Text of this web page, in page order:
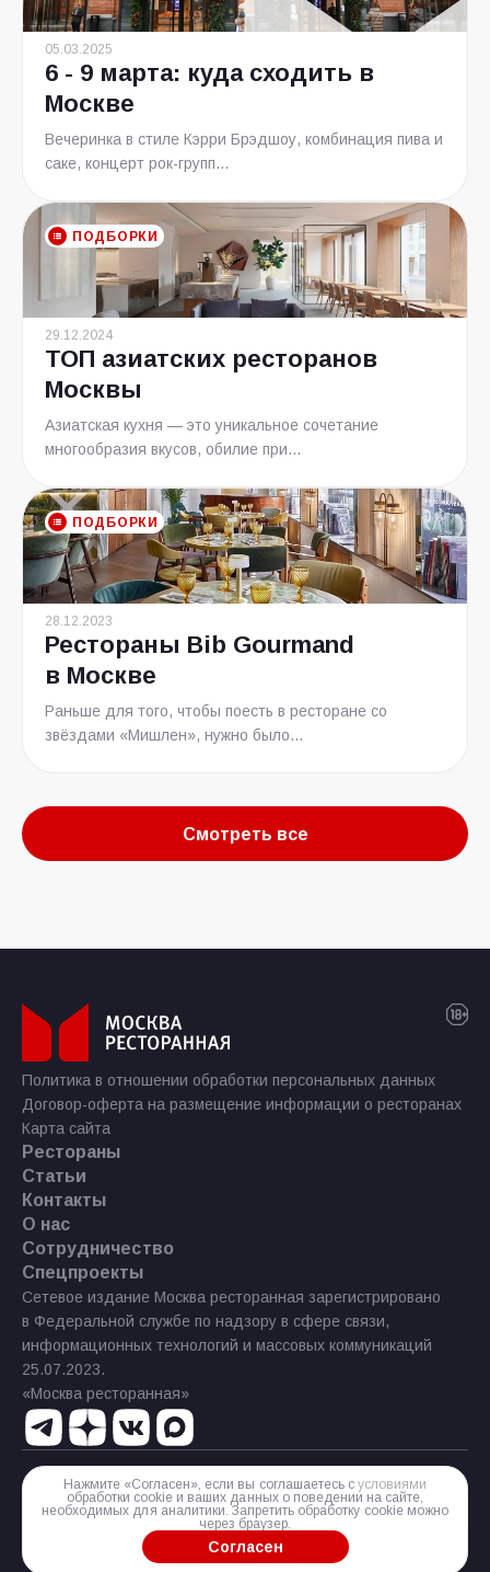
05.03.2025
6 - 9 марта: куда сходить в
Москве
Вечеринка в стиле Кэрри Брэдшоу, комбинация пива и
саке, концерт рок-групп...
ПОДБОРКИ
29.12.2024
ТОП азиатских ресторанов
Москвы
Азиатская кухня — это уникальное сочетание
многообразия вкусов, обилие при...
ПОДБОРКИ
28.12.2023
Рестораны Bib Gourmand
в Москве
Раньше для того, чтобы поесть в ресторане со
звёздами «Мишлен», нужно было...
Смотреть все
Политика в отношении обработки персональных данных
Договор-оферта на размещение информации о ресторанах
Карта сайта
Рестораны
Статьи
Контакты
О нас
Сотрудничество
Спецпроекты
Сетевое издание Москва ресторанная зарегистрировано
в Федеральной службе по надзору в сфере связи,
информационных технологий и массовых коммуникаций
25.07.2023.
«Москва ресторанная»
Реестровая запись Эл № ФС77−85 644 от 21 июля 2023 г.
Разработка сайта
Нажмите «Согласен», если вы соглашаетесь с условиями
обработки cookie и ваших данных о поведении на сайте,
необходимых для аналитики. Запретить обработку cookie можно
через браузер.
Согласен